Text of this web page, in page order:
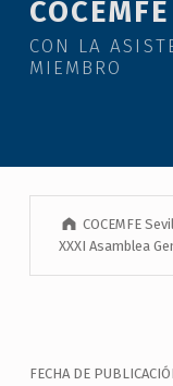
CON LA
MIEMBRO
COCEMFE
XXXI Asamblea
FECHA DE